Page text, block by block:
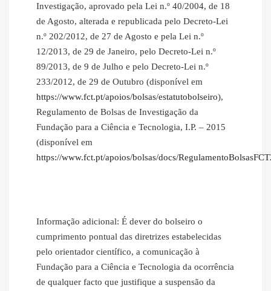
Investigação, aprovado pela Lei n.º 40/2004, de 18
de Agosto, alterada e republicada pelo Decreto-Lei
n.º 202/2012, de 27 de Agosto e pela Lei n.º
12/2013, de 29 de Janeiro, pelo Decreto-Lei n.º
89/2013, de 9 de Julho e pelo Decreto-Lei n.º
233/2012, de 29 de Outubro (disponível em
https://www.fct.pt/apoios/bolsas/estatutobolseiro),
Regulamento de Bolsas de Investigação da
Fundação para a Ciência e Tecnologia, I.P. – 2015
(disponível em
https://www.fct.pt/apoios/bolsas/docs/
Informação adicional: É dever do bolseiro o
cumprimento pontual das diretrizes estabelecidas
pelo orientador científico, a comunicação à
Fundação para a Ciência e Tecnologia da ocorrência
de qualquer facto que justifique a suspensão da